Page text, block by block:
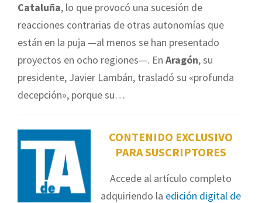
Cataluña, lo que provocó una sucesión de
reacciones contrarias de otras autonomías que
están en la puja —al menos se han presentado
proyectos en ocho regiones—. En Aragón, su
presidente, Javier Lambán, trasladó su «profunda
decepción», porque su…
CONTENIDO EXCLUSIVO
PARA SUSCRIPTORES
Accede al artículo completo
adquiriendo la edición digital de